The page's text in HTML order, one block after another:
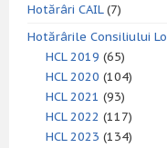
Hotărâri CAIL(7)
Hotărârile Consiliului
HCL 2019 (65)
HCL 2020 (104)
HCL 2021 (93)
HCL 2022 (117)
HCL 2023 (134)